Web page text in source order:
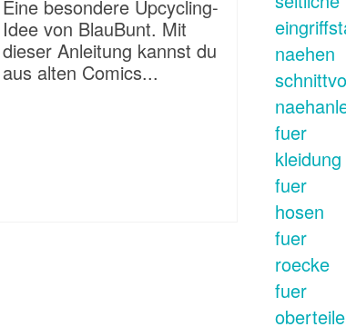
Eine besondere Upcycling-
Idee von BlauBunt. Mit
dieser Anleitung kannst du
aus alten Comics...